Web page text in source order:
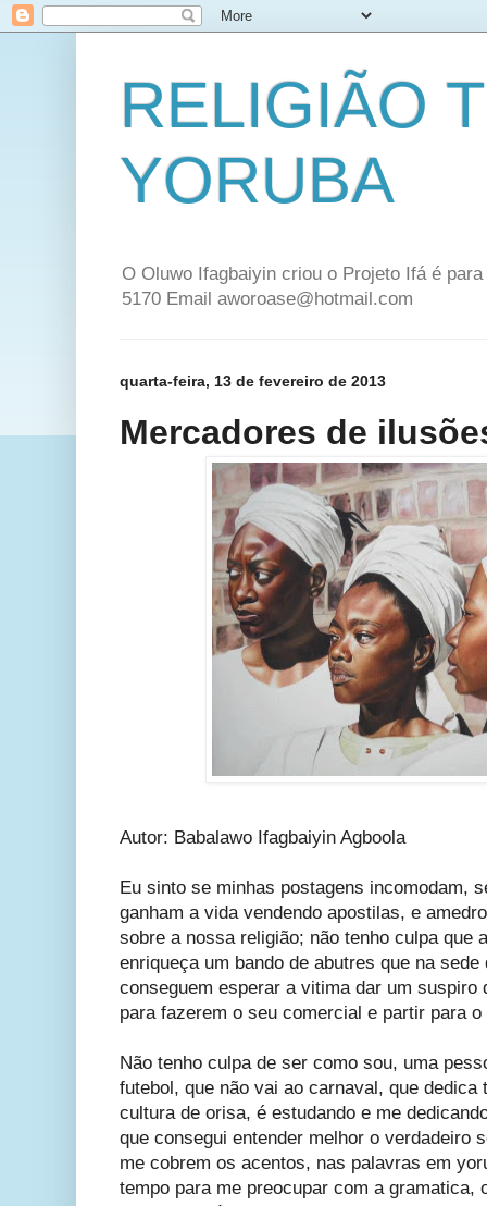
RELIGIÃO
YORUBA
O Oluwo Ifagbaiyin criou o Projeto Ifá é
5170 Email aworoase@hotmail.com
quarta-feira, 13 de fevereiro de 2013
Mercadores de
Autor: Babalawo Ifagbaiyin Agboola
Eu sinto se minhas postagens incomodam,
ganham a vida vendendo apostilas, e
sobre a nossa religião; não tenho culpa que
enriqueça um bando de abutres que na
conseguem esperar a vitima dar um suspiro
para fazerem o seu comercial e partir para o
Não tenho culpa de ser como sou, uma
futebol, que não vai ao carnaval, que
cultura de orisa, é estudando e me
que consegui entender melhor o verdadeiro
me cobrem os acentos, nas palavras em
tempo para me preocupar com a gramatica,